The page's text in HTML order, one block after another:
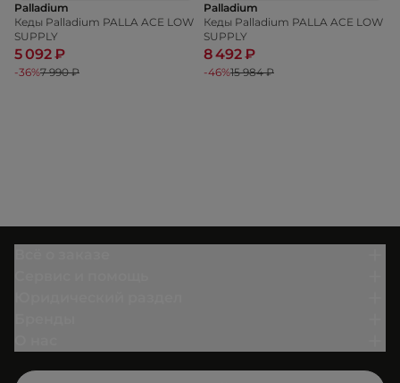
Palladium
Кеды Palladium PALLA ACE LOW
SUPPLY
5 092 ₽
-36%7 990 ₽
Palladium
Кеды Palladium PALLA ACE LOW
SUPPLY
8 492 ₽
-46%15 984 ₽